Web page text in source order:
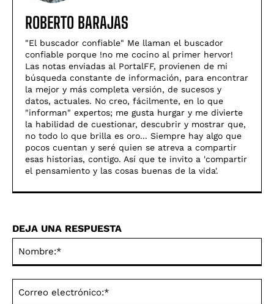
ROBERTO BARAJAS
"El buscador confiable" Me llaman el buscador
confiable porque !no me cocino al primer hervor!
Las notas enviadas al PortalFF, provienen de mi
búsqueda constante de información, para encontrar
la mejor y más completa versión, de sucesos y
datos, actuales. No creo, fácilmente, en lo que
"informan" expertos; me gusta hurgar y me divierte
la habilidad de cuestionar, descubrir y mostrar que,
no todo lo que brilla es oro... Siempre hay algo que
pocos cuentan y seré quien se atreva a compartir
esas historias, contigo. Así­ que te invito a 'compartir
el pensamiento y las cosas buenas de la vida'.
DEJA UNA RESPUESTA